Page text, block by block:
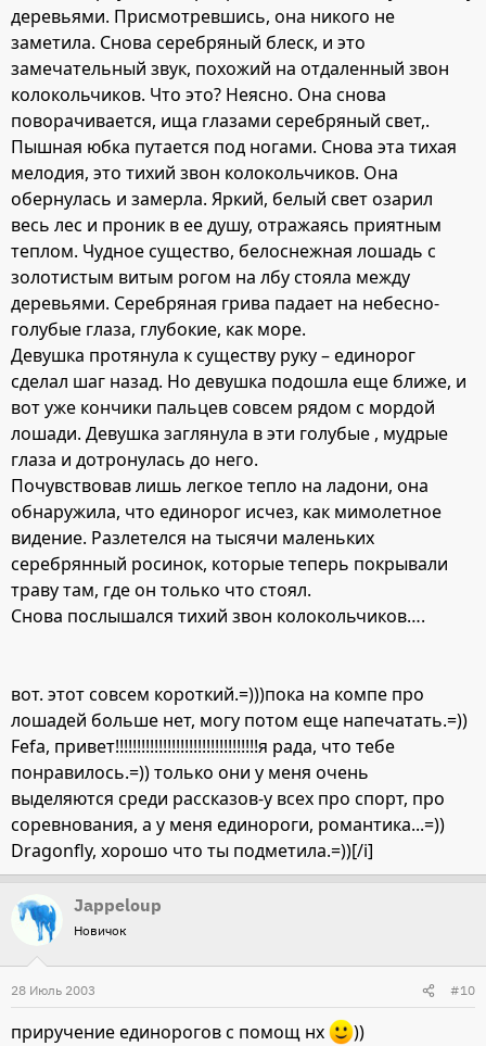
деревьями. Присмотревшись, она никого не
заметила. Снова серебряный блеск, и это
замечательный звук, похожий на отдаленный звон
колокольчиков. Что это? Неясно. Она снова
поворачивается, ища глазами серебряный свет,.
Пышная юбка путается под ногами. Снова эта тихая
мелодия, это тихий звон колокольчиков. Она
обернулась и замерла. Яркий, белый свет озарил
весь лес и проник в ее душу, отражаясь приятным
теплом. Чудное существо, белоснежная лошадь с
золотистым витым рогом на лбу стояла между
деревьями. Серебряная грива падает на небесно-
голубые глаза, глубокие, как море.
Девушка протянула к существу руку – единорог
сделал шаг назад. Но девушка подошла еще ближе, и
вот уже кончики пальцев совсем рядом с мордой
лошади. Девушка заглянула в эти голубые , мудрые
глаза и дотронулась до него.
Почувствовав лишь легкое тепло на ладони, она
обнаружила, что единорог исчез, как мимолетное
видение. Разлетелся на тысячи маленьких
серебрянный росинок, которые теперь покрывали
траву там, где он только что стоял.
Снова послышался тихий звон колокольчиков….
вот. этот совсем короткий.=)))пока на компе про
лошадей больше нет, могу потом еще напечатать.=))
Fefa, привет!!!!!!!!!!!!!!!!!!!!!!!!!!!!!!!!!я рада, что тебе
понравилось.=)) только они у меня очень
выделяются среди рассказов-у всех про спорт, про
соревнования, а у меня единороги, романтика...=))
Dragonfly, хорошо что ты подметила.=))[/i]
Jappeloup
Новичок
28 Июль 2003 #10
приручение единорогов с помощ нх ))